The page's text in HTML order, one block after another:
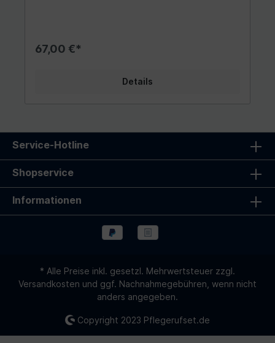
optische und akustische Signale ab. Wenn Sie
verlässt, bringen Sie den Sender am Türrahmen
mit dem gleichen Empfänger gekoppelt werden)
und helfen, unnötigen Stress zu vermeiden. Im
01-02K inkl. Batterie - Befestigungsset -
Bedienungsanleitung
67,00 €*
Details
Service-Hotline
Shopservice
Informationen
* Alle Preise inkl. gesetzl. Mehrwertsteuer zzgl.
Versandkosten und ggf. Nachnahmegebühren, wenn nicht
anders angegeben.
Copyright 2023 Pflegerufset.de